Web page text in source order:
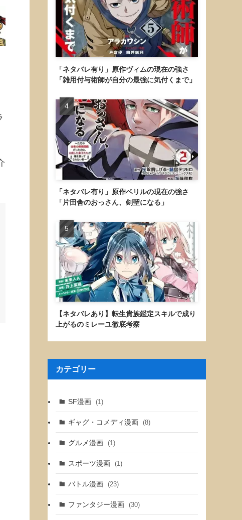
「ネタバレ有り」原作ヴィムの現在の強さ
「雑用付与術師が自分の最強に気付くまで」
「ネタバレ有り」原作ベリルの現在の強さ
「片田舎のおっさん、剣聖になる」
【ネタバレあり】転生貴族鑑定スキルで成り
上がるのミレーユ徹底考察
カテゴリー
SF漫画 (1)
ギャグ・コメディ漫画 (8)
グルメ漫画 (1)
スポーツ漫画 (1)
バトル漫画 (23)
ファンタジー漫画 (30)